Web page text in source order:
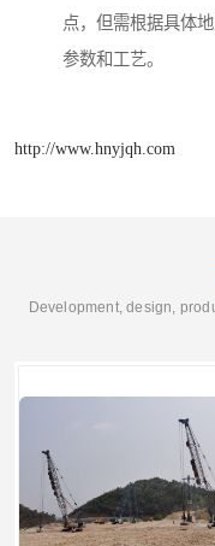
点，但需根据具体
参数和工艺。
http://www.hnyjqh.com
Development, design,